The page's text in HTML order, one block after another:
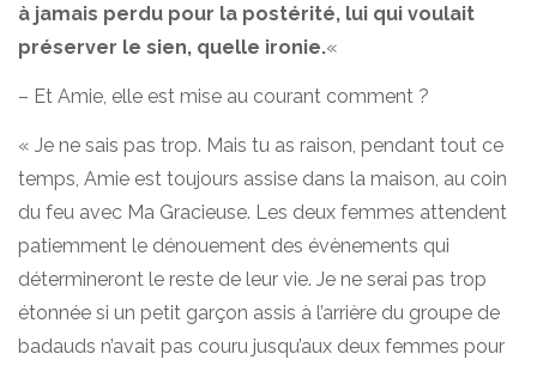
à jamais perdu pour la postérité, lui qui voulait
préserver le sien, quelle ironie.«
– Et Amie, elle est mise au courant comment ?
« Je ne sais pas trop. Mais tu as raison, pendant tout ce
temps, Amie est toujours assise dans la maison, au coin
du feu avec Ma Gracieuse. Les deux femmes attendent
patiemment le dénouement des évènements qui
détermineront le reste de leur vie. Je ne serai pas trop
étonnée si un petit garçon assis à l’arrière du groupe de
badauds n’avait pas couru jusqu’aux deux femmes pour